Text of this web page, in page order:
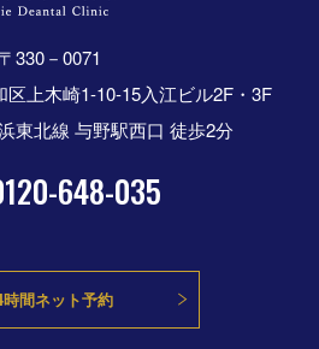
〒330－0071
上木崎1-10-15入江ビル2F・3F
東北線 与野駅西口 徒歩2分
648-035
時間ネット予約